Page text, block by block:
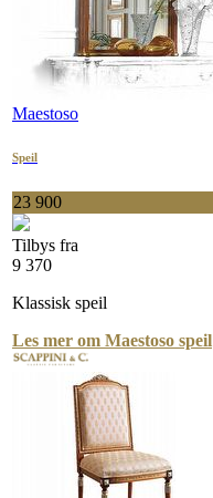
Maestoso
Speil
23 900
Tilbys fra
9 370
Klassisk speil
Les mer om Maestoso speil